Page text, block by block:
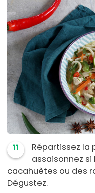
11
Répartissez la
assaisonnez
cacahuètes ou des
Dégustez.